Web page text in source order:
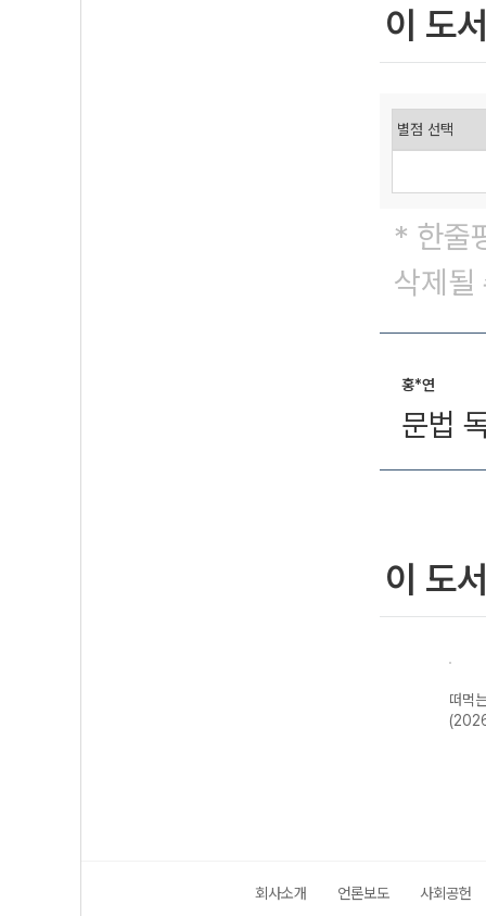
이 도
* 한줄
삭제될
홍*연
문법
이 도
떠먹
회사소개 언론보도 사회공헌